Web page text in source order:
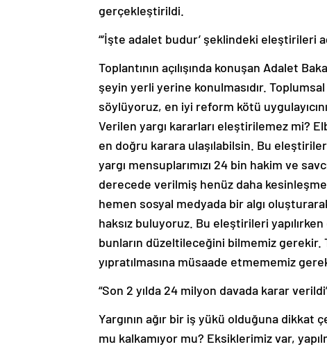
gerçekleştirildi.
“‘İşte adalet budur’ şeklindeki eleştirileri
Toplantının açılışında konuşan Adalet
şeyin yerli yerine konulmasıdır.
söylüyoruz, en iyi reform kötü
Verilen yargı kararları eleştirilemez mi?
en doğru karara ulaşılabilsin. Bu
yargı mensuplarımızı 24 bin hakim ve
derecede verilmiş henüz daha
hemen sosyal medyada bir algı
haksız buluyoruz. Bu eleştirileri
bunların düzeltileceğini bilmemiz gerekir.
yıpratılmasına müsaade etmememiz
“Son 2 yılda 24 milyon davada karar
Yargının ağır bir iş yükü olduğuna dikkat
mu kalkamıyor mu? Eksiklerimiz var,